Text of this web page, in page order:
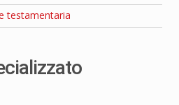
testamentaria